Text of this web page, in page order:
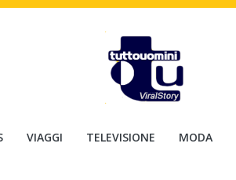
VIAGGI TELEVISIONE MODA